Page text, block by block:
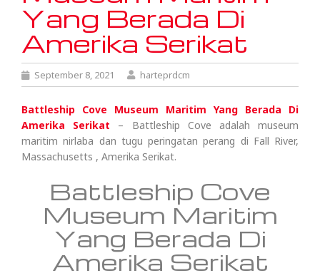
Yang Berada Di
Amerika Serikat
September 8, 2021 harteprdcm
Battleship Cove Museum Maritim Yang Berada Di
Amerika Serikat – Battleship Cove adalah museum
maritim nirlaba dan tugu peringatan perang di Fall River,
Massachusetts , Amerika Serikat.
Battleship Cove
Museum Maritim
Yang Berada Di
Amerika Serikat